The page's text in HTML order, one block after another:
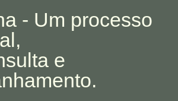
- Um processo
e